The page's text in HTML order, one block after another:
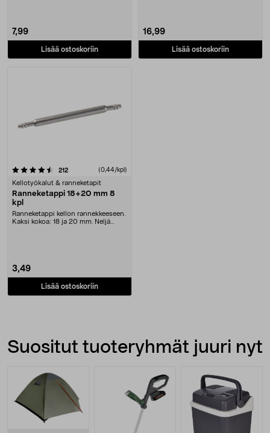
7,99
Lisää ostoskoriin
16,99
Lisää ostoskoriin
212arvostelut (0,44/kpl)
Kellotyökalut & ranneketapit
Ranneketappi 18+20 mm 8
kpl
Ranneketappi kellon rannekkeeseen.
Kaksi kokoa: 18 ja 20 mm. Neljä
3,49
Lisää ostoskoriin
Suositut tuoteryhmät juuri nyt